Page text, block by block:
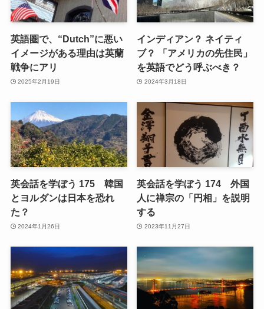
英語圏で、“Dutch”に悪い
イメージがある理由は英蘭
戦争にアリ
2025年2月19日
インディアン？ ネイティ
ブ？ 「アメリカの先住民」
を英語でどう呼ぶべき？
2024年3月18日
英会話を学ぼう 175 韓国
とヨルダンは日本を恐れ
た？
2024年1月26日
英会話を学ぼう 174 外国
人に禅宗の「円相」を説明
する
2023年11月27日